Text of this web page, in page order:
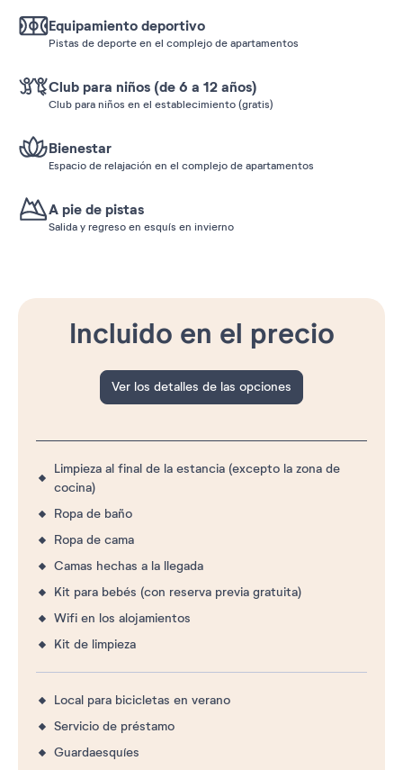
Equipamiento deportivo
Pistas de deporte en el complejo de apartamentos
Club para niños (de 6 a 12 años)
Club para niños en el establecimiento (gratis)
Bienestar
Espacio de relajación en el complejo de apartamentos
A pie de pistas
Salida y regreso en esquís en invierno
Incluido en el precio
Ver los detalles de las opciones
Limpieza al final de la estancia (excepto la zona de
cocina)
Ropa de baño
Ropa de cama
Camas hechas a la llegada
Kit para bebés (con reserva previa gratuita)
Wifi en los alojamientos
Kit de limpieza
Local para bicicletas en verano
Servicio de préstamo
Guardaesquíes